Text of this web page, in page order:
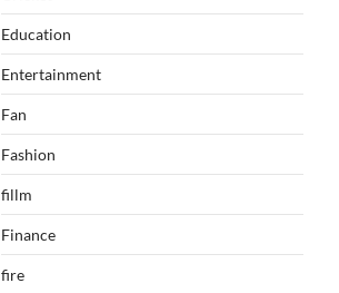
Education
Entertainment
Fan
Fashion
fillm
Finance
fire